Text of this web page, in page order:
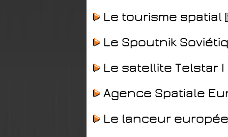
Le tourisme spatial
Le Spoutnik
Le satellite Telstar I
Agence Spatiale
Le lanceur